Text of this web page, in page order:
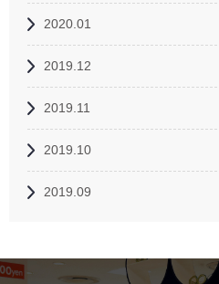
2020.01
2019.12
2019.11
2019.10
2019.09